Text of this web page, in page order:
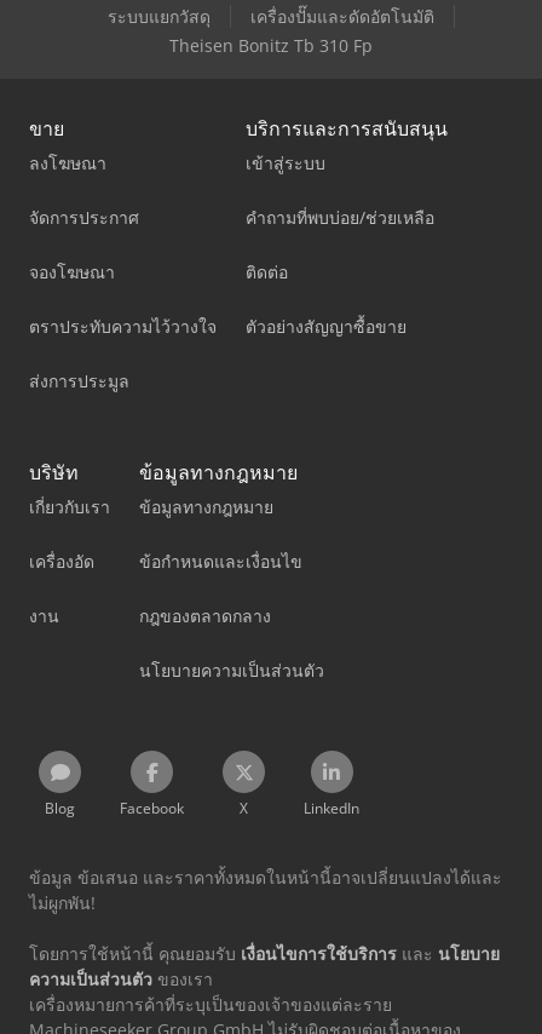
ระบบแยกวัสดุ
เครื่องปั๊มและดัดอัตโนมัติ
Theisen Bonitz Tb 310 Fp
ขาย
ลงโฆษณา
จัดการประกาศ
จองโฆษณา
ตราประทับความไว้วางใจ
ส่งการประมูล
บริการและการสนับสนุน
เข้าสู่ระบบ
คำถามที่พบบ่อย/ช่วยเหลือ
ติดต่อ
ตัวอย่างสัญญาซื้อขาย
บริษัท
เกี่ยวกับเรา
เครื่องอัด
งาน
ข้อมูลทางกฎหมาย
ข้อมูลทางกฎหมาย
ข้อกำหนดและเงื่อนไข
กฎของตลาดกลาง
นโยบายความเป็นส่วนตัว
Blog Facebook X LinkedIn
ข้อมูล ข้อเสนอ และราคาทั้งหมดในหน้านี้อาจเปลี่ยนแปลงได้และ
ไม่ผูกพัน!
โดยการใช้หน้านี้ คุณยอมรับ เงื่อนไขการใช้บริการ และ นโยบาย
ความเป็นส่วนตัว ของเรา
เครื่องหมายการค้าที่ระบุเป็นของเจ้าของแต่ละราย